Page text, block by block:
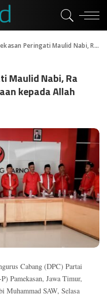
Maulid Nabi, Ra Baqir Sebut Wujud Kecintaan kepada Allah
Maulid Nabi, Ra
kepada Allah
Cabang (DPC) Partai
Pamekasan, Jawa Timur,
Muhammad SAW, Selasa